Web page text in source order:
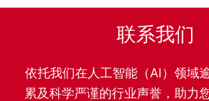
联系我们
依托我们在人工智能（AI）领域
累及科学严谨的行业声誉，助力